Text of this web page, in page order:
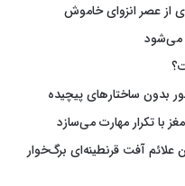
از عصر انزوای خاموش
می‌شود
بدون ساختارهای پیچیده
با تکرار مهارت می‌سازد
آفت قرنطینه‌ای برگ‌خوار